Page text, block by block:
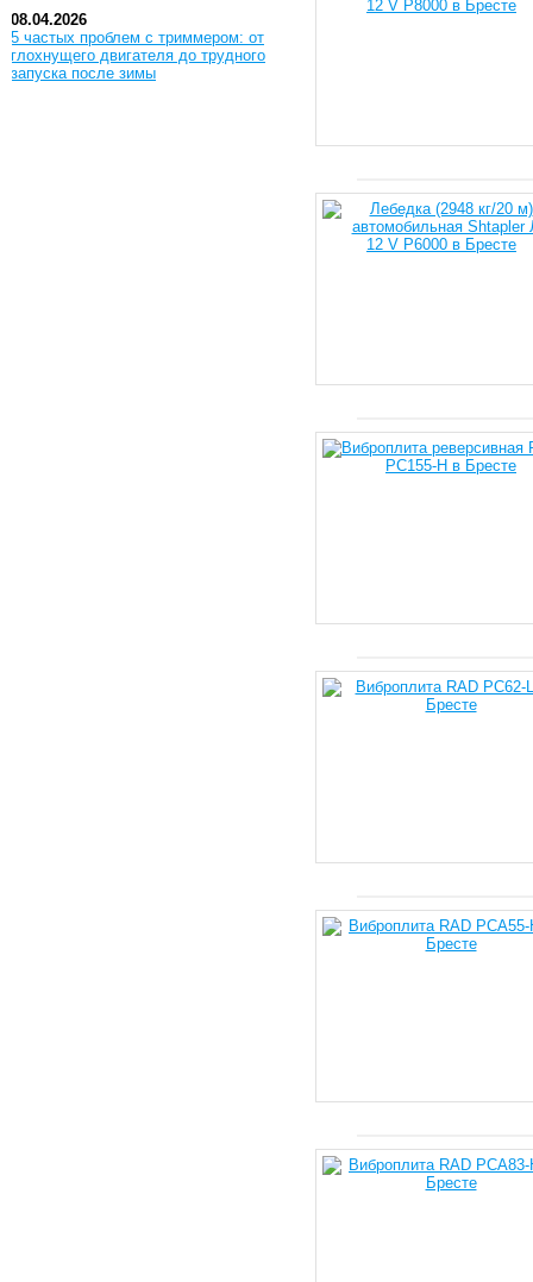
08.04.2026
5 частых проблем с триммером: от
глохнущего двигателя до трудного
запуска после зимы